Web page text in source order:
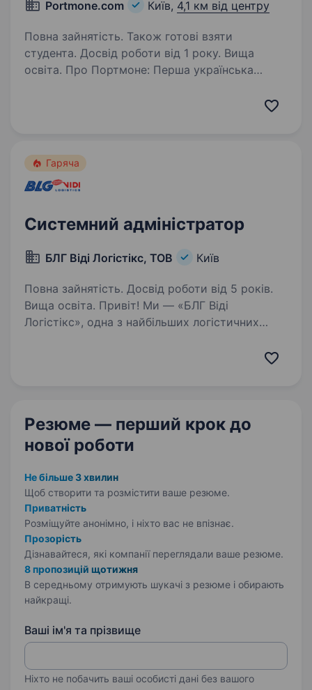
Portmone.com
Київ, 4,1 км від центру
Повна зайнятість. Також готові взяти
студента. Досвід роботи від 1 року. Вища
освіта. Про Портмоне: Перша українська
розвиває небанківські платіжні рішення з 2002
середнього бізнесу…
Гаряча
Системний адміністратор
БЛГ Віді Логістікс, ТОВ Київ
Повна зайнятість. Досвід роботи від 5 років.
Вища освіта. Привіт! Ми — «БЛГ Віді
Логістікс», одна з найбільших логістичних
працює в Україні. Наша команда будує сучасні
Резюме — перший крок до
нової роботи
Не більше 3 хвилин
Щоб створити та розмістити ваше резюме.
Приватність
Розміщуйте анонімно, і ніхто вас не впізнає.
Прозорість
Дізнавайтеся, які компанії переглядали ваше резюме.
8 пропозицій щотижня
В середньому отримують шукачі з резюме і обирають
найкращі.
Ваші ім'я та прізвище
Ніхто не побачить ваші особисті дані без вашого